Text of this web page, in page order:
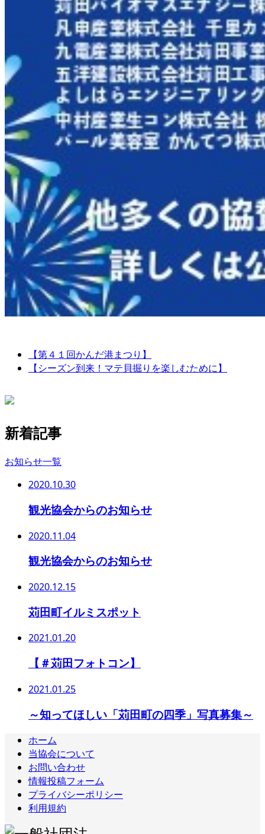
【第４１回かんだ港まつり】
【シーズン到来！マテ貝掘りを楽しむために】
新着記事
お知らせ一覧
2020.10.30
観光協会からのお知らせ
2020.11.04
観光協会からのお知らせ
2020.12.15
苅田町イルミスポット
2021.01.20
【＃苅田フォトコン】
2021.01.25
～知ってほしい「苅田町の四季」写真募集～
ホーム
当協会について
お問い合わせ
情報投稿フォーム
プライバシーポリシー
利用規約